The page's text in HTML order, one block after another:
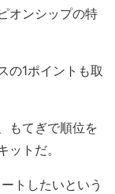
オンシップの特
の1ポイントも取
もてぎで順位を
ットだ。
トしたいという